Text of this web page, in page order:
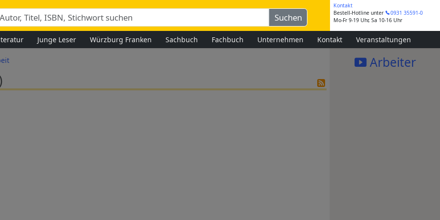
Kontakt
Bestell-Hotline unter
0931 35591-0
Mo-Fr 9-19 Uhr, Sa 10-16 Uhr
Junge Leser Würzburg Franken Sachbuch Fachbuch Unternehmen Kontakt Veranstaltungen
Arbeiter